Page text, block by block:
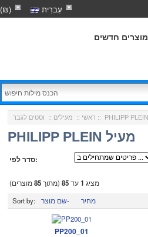
עִברִית ש"ח (₪)
מוצרים חדשים
ראשי :: מעילים :: וסטים לגבר
PHILIPP PLEIN מעיל
סדר לפי:
מציג 1עד85(מתוך85מוצרים)
Sort by:
שם מוצר- מחיר
PP200_01